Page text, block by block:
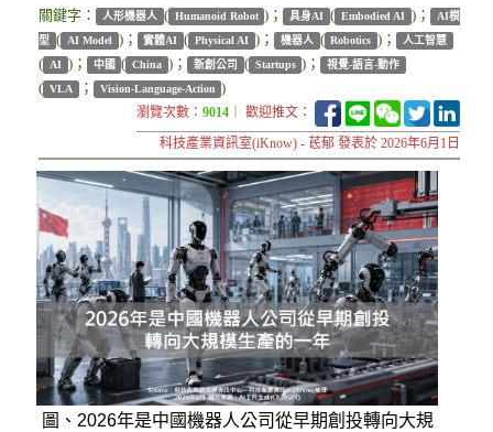
關鍵字： 人形機器人 ( Humanoid Robot )； 具身AI ( Embodied AI )；
AI模
型
( AI Model )； 實體AI ( Physical AI )； 機器人 ( Robotics )； 人工智慧
( AI )； 中國 ( China )； 新創公司 ( Startups )； 視覺-語言-動作
( VLA ； Vision-Language-Action )
瀏覽次數：9014 ｜ 歡迎推文：
科技產業資訊室(iKnow) - 茋郁 發表於 2026年6月1日
圖、2026年是中國機器人公司從早期創投轉向大規